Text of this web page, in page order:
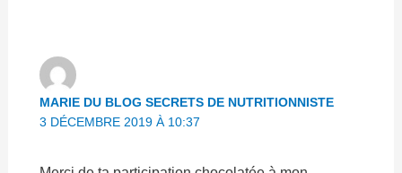
MARIE DU BLOG SECRETS DE NUTRITIONNISTE
3 DÉCEMBRE 2019 À 10:37